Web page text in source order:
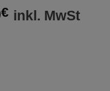
€ inkl. MwSt